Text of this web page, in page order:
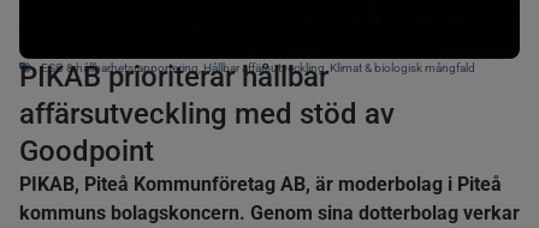
ESG & hållbarhetsrapportering Hållbar affärsutveckling Klimat & biologisk mångfald
PIKAB prioriterar hållbar
affärsutveckling med stöd av
Goodpoint
PIKAB, Piteå Kommunföretag AB, är moderbolag i Piteå
kommuns bolagskoncern. Genom sina dotterbolag verkar